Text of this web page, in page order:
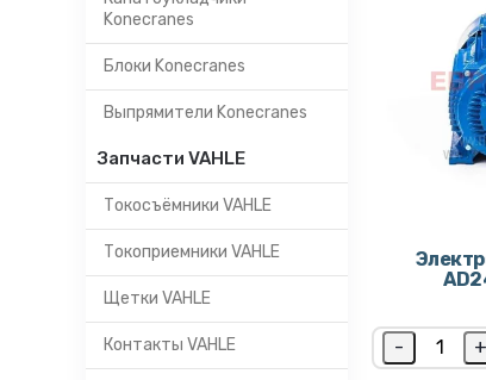
Konecranes
Блоки Konecranes
Выпрямители Konecranes
Запчасти VAHLE
Токосъёмники VAHLE
Токоприемники VAHLE
Щетки VAHLE
Контакты VAHLE - +